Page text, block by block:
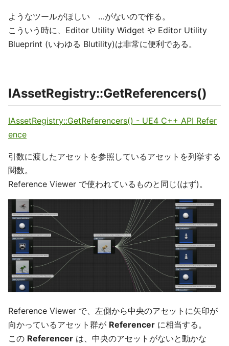
ようなツールがほしい …がないので作る。
こういう時に、Editor Utility Widget や Editor Utility
Blueprint (いわゆる Blutility)は非常に便利である。
IAssetRegistry::GetReferencers()
IAssetRegistry::GetReferencers() - UE4 C++ API Refer
ence
引数に渡したアセットを参照しているアセットを列挙する
関数。
Reference Viewer で使われているものと同じ(はず)。
Reference Viewer で、左側から中央のアセットに矢印が
向かっているアセット群が Referencer に相当する。
この Referencer は、中央のアセットがないと動かな